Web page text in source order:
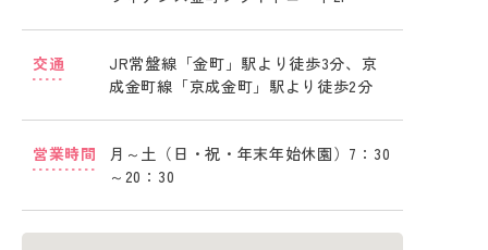
交通
JR常盤線「金町」駅より徒歩3分、京
成金町線「京成金町」駅より徒歩2分
営業時間
月～土（日・祝・年末年始休園）7：30
～20：30